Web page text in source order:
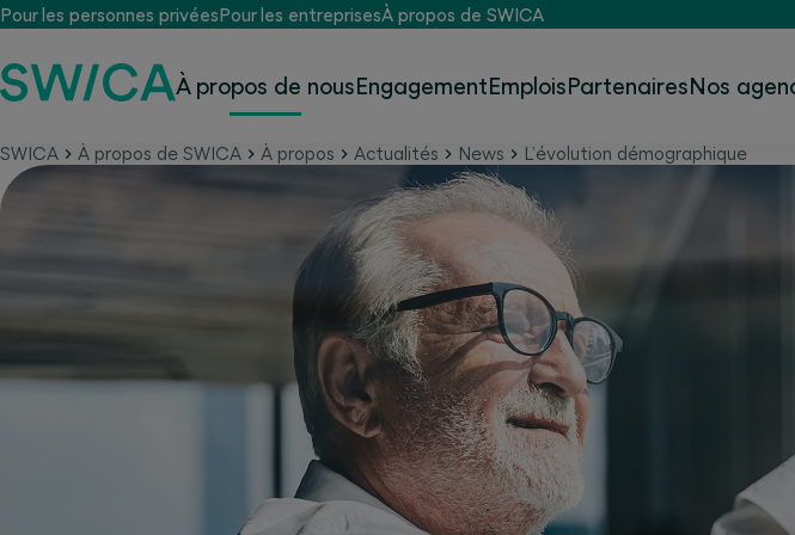
Pour les personnes privéesPour les entreprisesÀ propos de SWICA
À propos de nousEngagementEmploisPartenairesNos
SWICA À propos de SWICA À propos Actualités News L’évolution démographique